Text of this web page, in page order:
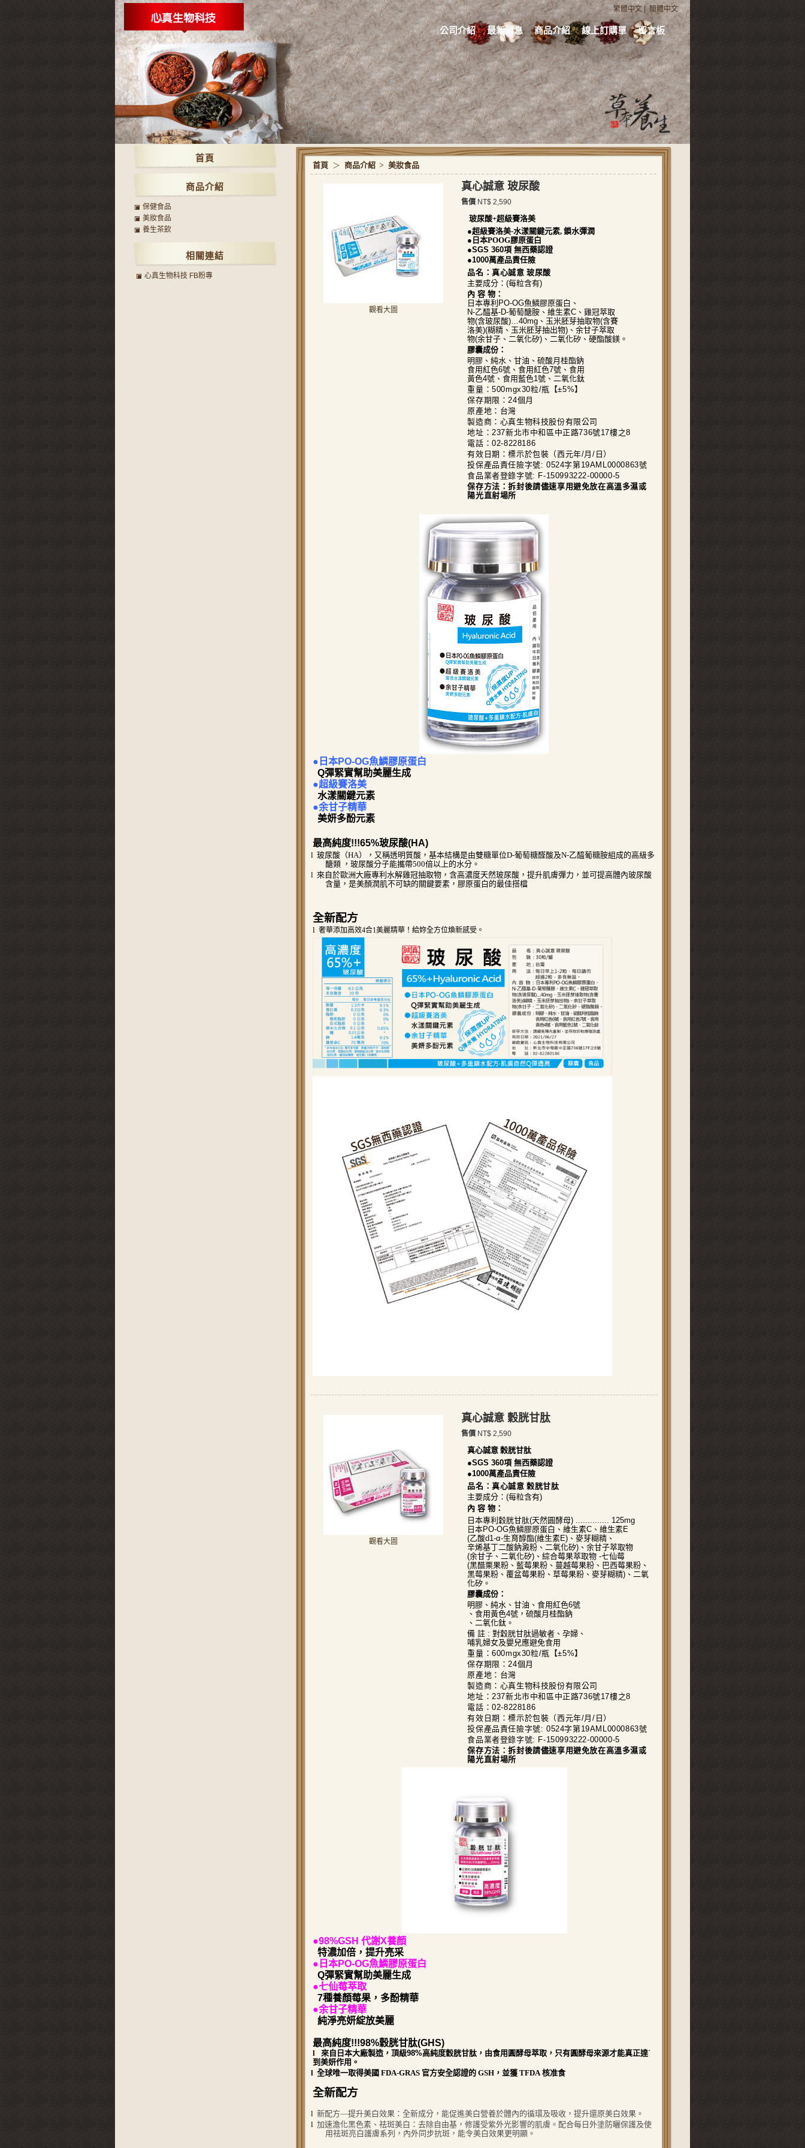
繁體中文|簡體中文
公司介紹 最新消息 商品介紹 線上訂購單 留言板
首頁 ＞ 商品介紹 > 美妝食品
觀看大圖
真心誠意 玻尿酸
售價 NT$ 2,590
玻尿酸+超級賽洛美
●超級賽洛美-水漾關鍵元素, 鎖水彈潤
●日本POOG膠原蛋白
●SGS 360項 無西藥認證
●1000萬產品責任險
品名：真心誠意 玻尿酸
主要成分：(每粒含有)
內 容 物：
日本專利PO-OG魚鱗膠原蛋白、
N-乙醯基-D-葡萄醣胺、維生素C、雞冠萃取
物(含玻尿酸)…40mg、玉米胚芽抽取物(含賽
洛美)(糊精、玉米胚芽抽出物)、余甘子萃取
物(余甘子、二氧化矽)、二氧化矽、硬酯酸鎂。
膠囊成份：
明膠、純水、甘油、硫酸月桂酯鈉
食用紅色6號、食用紅色7號、食用
黃色4號、食用藍色1號、二氧化鈦
重量：500mgx30粒/瓶【±5%】
保存期限：24個月
原產地：台灣
製造商：心真生物科技股份有限公司
地址：237新北市中和區中正路736號17樓之8
電話：02-8228186
有效日期：標示於包裝（西元年/月/日）
投保產品責任險字號: 0524字第19AML0000863號
食品業者登錄字號: F-150993222-00000-5
保存方法：拆封後請儘速享用避免放在高溫多濕或
陽光直射場所
●日本PO-OG魚鱗膠原蛋白
Q彈緊實幫助美麗生成
●超級賽洛美
水漾關鍵元素
●余甘子精華
美妍多酚元素
最高純度!!!65%玻尿酸(HA)
l 玻尿酸（HA），又稱透明質酸，基本結構是由雙糖單位D-葡萄糖醛酸及N-乙醯葡糖胺組成的高級多
醣類 ，玻尿酸分子能攜帶500倍以上的水分。
l 來自於歐洲大廠專利水解雞冠抽取物，含高濃度天然玻尿酸，提升肌膚彈力，並可提高體內玻尿酸
含量，是美顏潤肌不可缺的關鍵要素，膠原蛋白的最佳搭檔
全新配方
l 奢華添加高效4合1美麗精華！給妳全方位煥新感受。
觀看大圖
真心誠意 穀胱甘肽
售價 NT$ 2,590
真心誠意 榖胱甘肽
●SGS 360項 無西藥認證
●1000萬產品責任險
品名：真心誠意榖胱甘肽
主要成分：(每粒含有)
內 容 物：
日本專利穀胱甘肽(天然圓酵母) .............. 125mg
日本PO-OG魚鱗膠原蛋白、維生素C、維生素E
(乙酸d1-α-生育醇酯(維生素E)、麥芽糊精、
辛烯基丁二酸鈉澱粉、二氧化矽)、余甘子萃取物
(余甘子、二氧化矽)、綜合莓果萃取物 -七仙莓
(黑醋栗果粉、藍莓果粉、蔓越莓果粉、巴西莓果粉、
黑莓果粉、覆盆莓果粉、草莓果粉、麥芽糊精)、二氧
化矽。
膠囊成份：
明膠、純水、甘油、食用紅色6號
、食用黃色4號，硫酸月桂酯鈉
、二氧化鈦。
備 註 : 對穀胱甘肽過敏者、孕婦、
哺乳婦女及嬰兒應避免食用
重量：600mgx30粒/瓶【±5%】
保存期限：24個月
原產地：台灣
製造商：心真生物科技股份有限公司
地址：237新北市中和區中正路736號17樓之8
電話：02-8228186
有效日期：標示於包裝（西元年/月/日）
投保產品責任險字號: 0524字第19AML0000863號
食品業者登錄字號: F-150993222-00000-5
保存方法：拆封後請儘速享用避免放在高溫多濕或
陽光直射場所
●98%GSH 代謝X養顏
特濃加倍，提升亮采
●日本PO-OG魚鱗膠原蛋白
Q彈緊實幫助美麗生成
●七仙莓萃取
7種養顏莓果，多酚精華
●余甘子精華
純淨亮妍綻放美麗
最高純度!!!98%穀胱甘肽(GHS)
l
來自日本大廠製造，頂級98%高純度穀胱甘肽，由食用圓酵母萃取，只有圓酵母來源才能真正達˙
到美妍作用。
l 全球唯一取得美國 FDA-GRAS 官方安全認證的 GSH，並獲 TFDA 核准食
全新配方
l 新配方—提升美白效果：全新成分，能促進美白營養於體內的循環及吸收，提升還原美白效果。
l 加速澹化黑色素、祛斑美白：去除自由基，修護受紫外光影響的肌膚。配合每日外塗防曬保護及使
用祛斑亮白護膚系列，內外同步抗斑，能令美白效果更明顯。
首頁
商品介紹
保健食品
美妝食品
養生茶飲
相關連結
心真生物科技 FB粉專